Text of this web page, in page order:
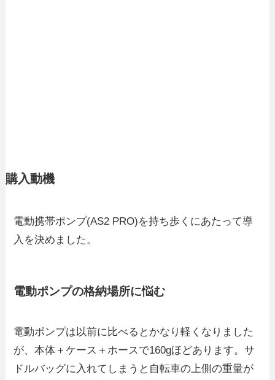
購入動機
電動携帯ポンプ(AS2 PRO)を持ち歩くにあたって導
入を決めました。
電動ポンプの格納場所に悩む
電動ポンプは以前に比べるとかなり軽くなりました
が、本体＋ケース＋ホースで160gほどあります。サ
ドルバッグに入れてしまうと自転車の上側の重量が